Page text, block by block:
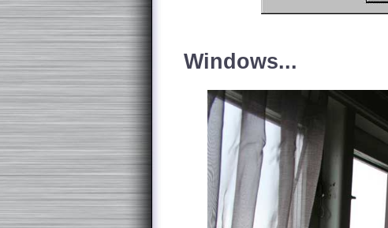
Windows...